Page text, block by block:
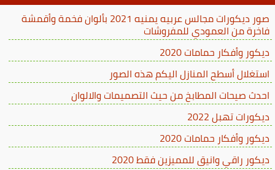
صور ديكورات مجالس عربيه يمنيه 2021 بألوان فخمة وأقمشة
فاخرة من العمودي للمفروشات
ديكور وأفكار حمامات 2020
استغلال أسطح المنازل اليكم هذه الصور
احدث صيحات المطابخ من حيث التصميمات والالوان
ديكورات تهبل 2022
ديكور وأفكار حمامات 2020
ديكور راقي وانيق للمميزين فقط 2020